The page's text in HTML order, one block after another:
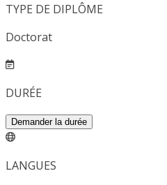
TYPE DE DIPLÔME
Doctorat
DURÉE
Demander la durée
LANGUES